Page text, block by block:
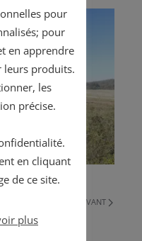
SUIVANT
pour
pour
en apprendre
leurs produits.
les
précise.
en cliquant
de ce site.
plus